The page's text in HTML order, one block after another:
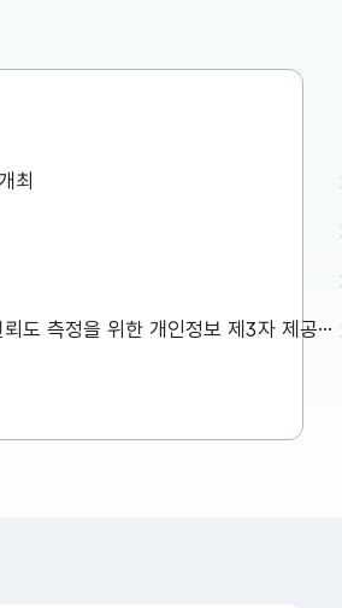
상경제본부 회의 겸 경제·구조혁
상경제본부 회의 겸 경제·구조혁신
최
「2026년 민원서비스 종합평가」 고충민원 만족도‧신뢰도 측정을 위한 개인정보 제3자 제공사항 공고